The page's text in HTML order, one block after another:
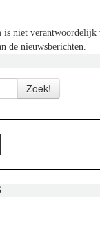
is niet verantwoordelijk
de nieuwsberichten.